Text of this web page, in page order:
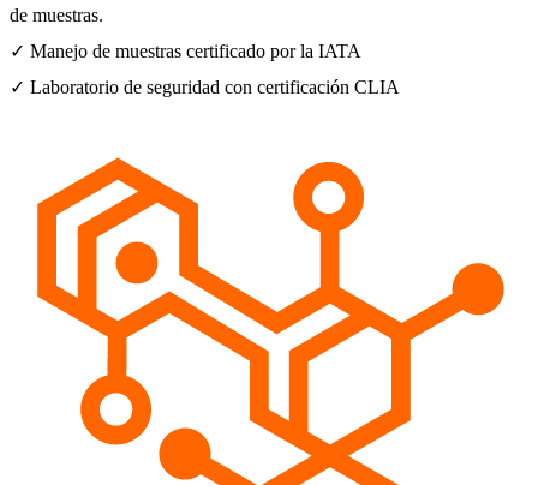
de muestras.
✓ Manejo de muestras certificado por la IATA
✓ Laboratorio de seguridad con certificación CLIA